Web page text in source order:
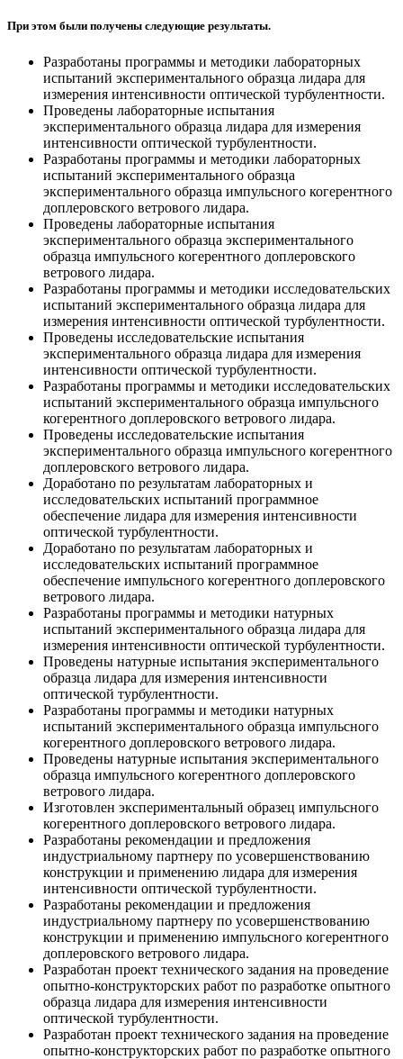
При этом были получены следующие результаты.
Разработаны программы и методики лабораторных
испытаний экспериментального образца лидара для
измерения интенсивности оптической турбулентности.
Проведены лабораторные испытания
экспериментального образца лидара для измерения
интенсивности оптической турбулентности.
Разработаны программы и методики лабораторных
испытаний экспериментального образца
экспериментального образца импульсного когерентного
доплеровского ветрового лидара.
Проведены лабораторные испытания
экспериментального образца экспериментального
образца импульсного когерентного доплеровского
ветрового лидара.
Разработаны программы и методики исследовательских
испытаний экспериментального образца лидара для
измерения интенсивности оптической турбулентности.
Проведены исследовательские испытания
экспериментального образца лидара для измерения
интенсивности оптической турбулентности.
Разработаны программы и методики исследовательских
испытаний экспериментального образца импульсного
когерентного доплеровского ветрового лидара.
Проведены исследовательские испытания
экспериментального образца импульсного когерентного
доплеровского ветрового лидара.
Доработано по результатам лабораторных и
исследовательских испытаний программное
обеспечение лидара для измерения интенсивности
оптической турбулентности.
Доработано по результатам лабораторных и
исследовательских испытаний программное
обеспечение импульсного когерентного доплеровского
ветрового лидара.
Разработаны программы и методики натурных
испытаний экспериментального образца лидара для
измерения интенсивности оптической турбулентности.
Проведены натурные испытания экспериментального
образца лидара для измерения интенсивности
оптической турбулентности.
Разработаны программы и методики натурных
испытаний экспериментального образца импульсного
когерентного доплеровского ветрового лидара.
Проведены натурные испытания экспериментального
образца импульсного когерентного доплеровского
ветрового лидара.
Изготовлен экспериментальный образец импульсного
когерентного доплеровского ветрового лидара.
Разработаны рекомендации и предложения
индустриальному партнеру по усовершенствованию
конструкции и применению лидара для измерения
интенсивности оптической турбулентности.
Разработаны рекомендации и предложения
индустриальному партнеру по усовершенствованию
конструкции и применению импульсного когерентного
доплеровского ветрового лидара.
Разработан проект технического задания на проведение
опытно-конструкторских работ по разработке опытного
образца лидара для измерения интенсивности
оптической турбулентности.
Разработан проект технического задания на проведение
опытно-конструкторских работ по разработке опытного